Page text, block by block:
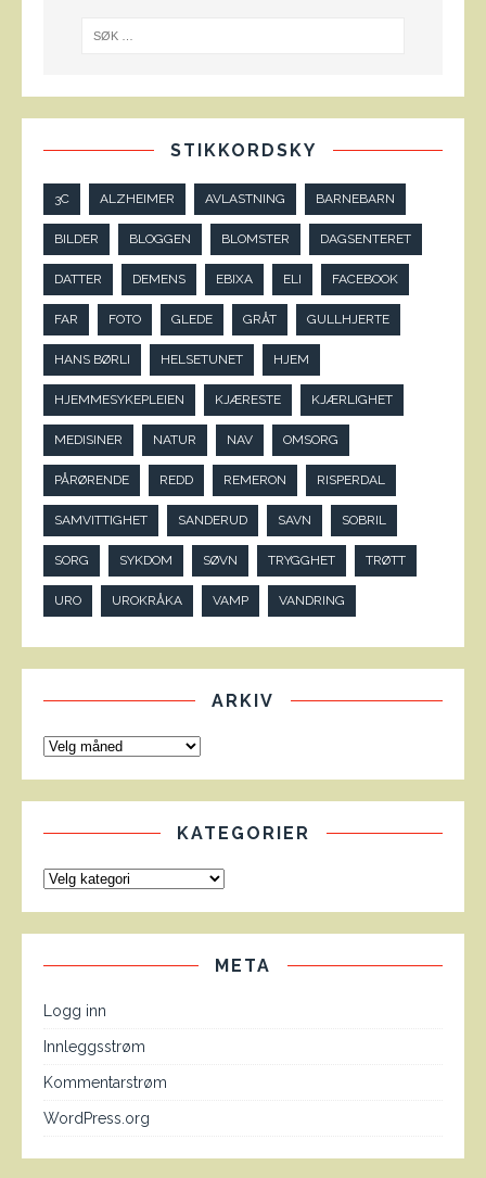
STIKKORDSKY
3C ALZHEIMER AVLASTNING BARNEBARN
BILDER BLOGGEN BLOMSTER DAGSENTERET
DATTER DEMENS EBIXA ELI FACEBOOK
FAR FOTO GLEDE GRÅT GULLHJERTE
HANS BØRLI HELSETUNET HJEM
HJEMMESYKEPLEIEN KJÆRESTE KJÆRLIGHET
MEDISINER NATUR NAV OMSORG
PÅRØRENDE REDD REMERON RISPERDAL
SAMVITTIGHET SANDERUD SAVN SOBRIL
SORG SYKDOM SØVN TRYGGHET TRØTT
URO UROKRÅKA VAMP VANDRING
ARKIV
KATEGORIER
META
Logg inn
Innleggsstrøm
Kommentarstrøm
WordPress.org